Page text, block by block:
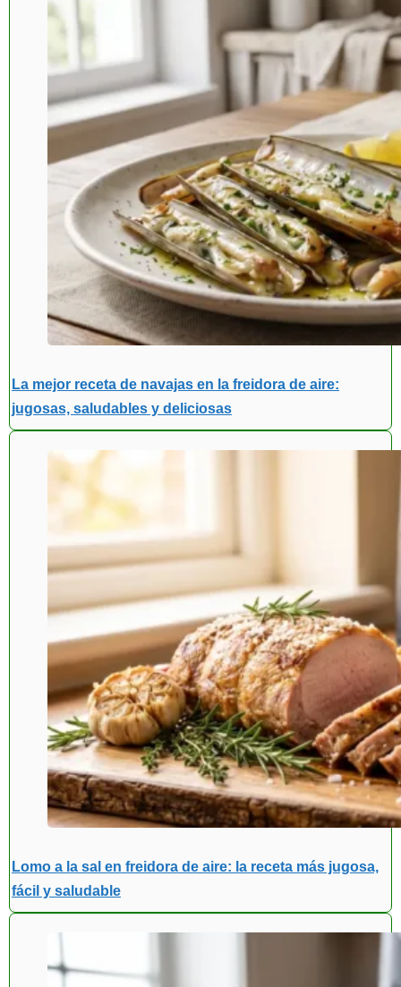
La mejor receta de navajas en la freidora de aire:
jugosas, saludables y deliciosas
Lomo a la sal en freidora de aire: la receta más jugosa,
fácil y saludable